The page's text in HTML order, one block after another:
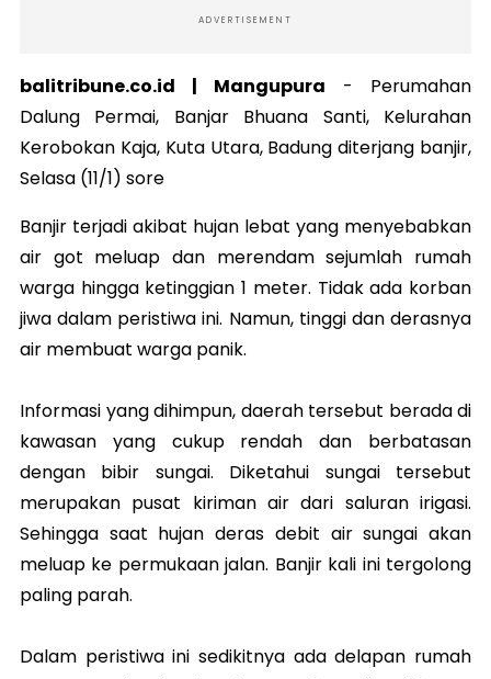
ADVERTISEMENT
balitribune.co.id | Mangupura - Perumahan
Dalung Permai, Banjar Bhuana Santi, Kelurahan
Kerobokan Kaja, Kuta Utara, Badung diterjang banjir,
Selasa (11/1) sore
Banjir terjadi akibat hujan lebat yang menyebabkan
air got meluap dan merendam sejumlah rumah
warga hingga ketinggian 1 meter. Tidak ada korban
jiwa dalam peristiwa ini. Namun, tinggi dan derasnya
air membuat warga panik.
Informasi yang dihimpun, daerah tersebut berada di
kawasan yang cukup rendah dan berbatasan
dengan bibir sungai. Diketahui sungai tersebut
merupakan pusat kiriman air dari saluran irigasi.
Sehingga saat hujan deras debit air sungai akan
meluap ke permukaan jalan. Banjir kali ini tergolong
paling parah.
Dalam peristiwa ini sedikitnya ada delapan rumah